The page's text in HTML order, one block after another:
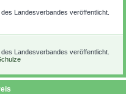
Landesverbandes veröffentlicht.
Landesverbandes veröffentlicht.